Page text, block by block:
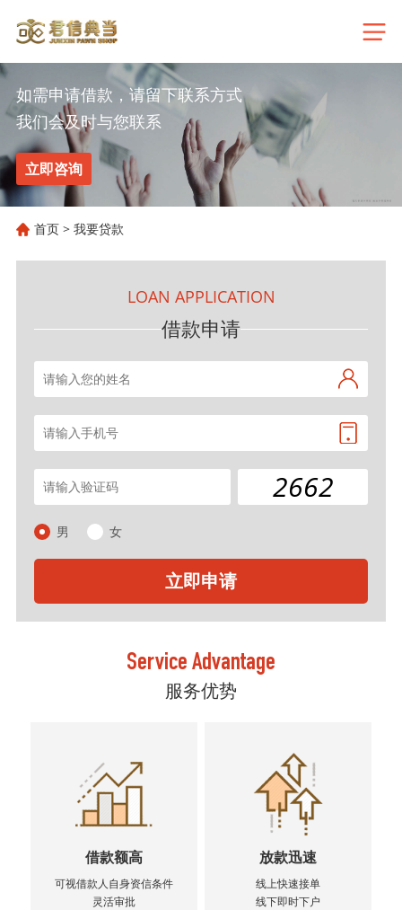
如需申请借款，请留下联系方式
我们会及时与您联系
立即咨询
首页> 我要贷款
LOAN APPLICATION
借款申请
2662
男 女
Service Advantage
服务优势
借款额高
可视借款人自身资信条件
灵活审批
放款迅速
线上快速接单
线下即时下户